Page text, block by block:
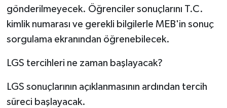
gönderilmeyecek. Öğrenciler sonuçlarını T.C.
kimlik numarası ve gerekli bilgilerle MEB'in sonuç
sorgulama ekranından öğrenebilecek.
LGS tercihleri ne zaman başlayacak?
LGS sonuçlarının açıklanmasının ardından tercih
süreci başlayacak.